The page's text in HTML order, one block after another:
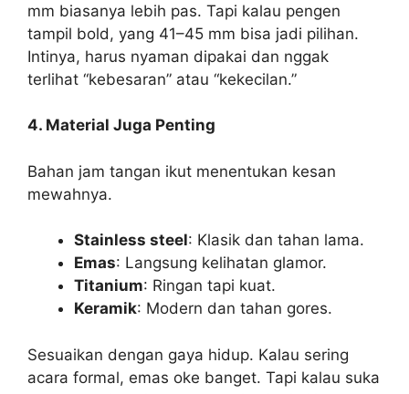
mm biasanya lebih pas. Tapi kalau pengen
tampil bold, yang 41–45 mm bisa jadi pilihan.
Intinya, harus nyaman dipakai dan nggak
terlihat “kebesaran” atau “kekecilan.”
4. Material Juga Penting
Bahan jam tangan ikut menentukan kesan
mewahnya.
Stainless steel: Klasik dan tahan lama.
Emas: Langsung kelihatan glamor.
Titanium: Ringan tapi kuat.
Keramik: Modern dan tahan gores.
Sesuaikan dengan gaya hidup. Kalau sering
acara formal, emas oke banget. Tapi kalau suka